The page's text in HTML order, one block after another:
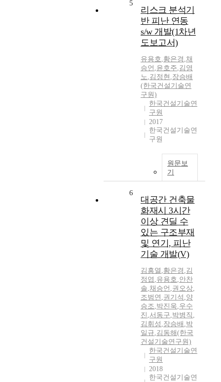
5
리스크 분석기
반 피난 연동
s/w 개발(1차년
도보고서)
유용호,황은경 ,채
승언 ,윤호주,김영
노,김정현 ,장승배
(한국건설기술연
구원)
한국건설기술연
구원
2017
한국건설기술연
구원
원문보
기
6
대공간 건축물
화재시 3시간
이상 견딜 수
있는 구조부재
및 연기, 피난
기술 개발(V)
김흥열 ,황은경 ,김
정엽 ,유용호,안찬
솔,채승언 ,권오상,
조범연 ,권기석 ,양
승조,박진욱,우수
진 ,서동구,박병직 ,
김휘성 ,장승배 ,박
일규,김동해(한국
건설기술연구원)
한국건설기술연
구원
2018
한국건설기술연